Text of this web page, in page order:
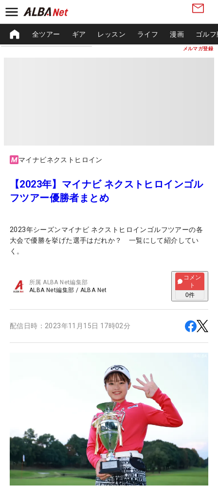
メルマガ登録
全ツアー ギア レッスン ライフ 漫画 ゴル
マイナビネクストヒロイン
【2023年】マイナビ ネクストヒロインゴル
フツアー優勝者まとめ
2023年シーズンマイナビ ネクストヒロインゴルフツアーの各
大会で優勝を挙げた選手はだれか？ 一覧にして紹介してい
く。
所属ALBA Net編集部
ALBA Net編集部 / ALBA Net
コメン
ト
0件
配信日時： 2023年11月15日 17時02分